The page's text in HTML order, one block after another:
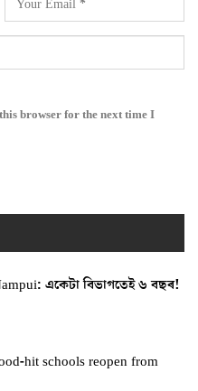
browser for the next time I
একেটা বিভাগতেই ৬ বছৰ!
hit schools reopen from